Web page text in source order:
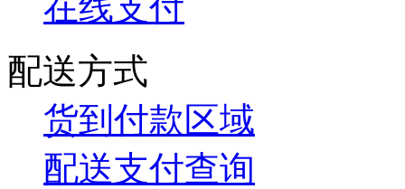
配送方式
货到付款区域
配送支付查询